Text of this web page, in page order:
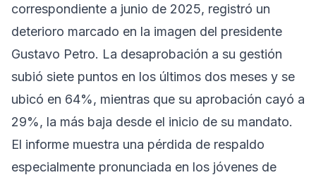
correspondiente a junio de 2025, registró un
deterioro marcado en la imagen del presidente
Gustavo Petro. La desaprobación a su gestión
subió siete puntos en los últimos dos meses y se
ubicó en 64%, mientras que su aprobación cayó a
29%, la más baja desde el inicio de su mandato.
El informe muestra una pérdida de respaldo
especialmente pronunciada en los jóvenes de